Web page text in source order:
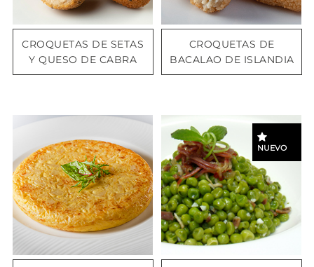
CROQUETAS DE SETAS
Y QUESO DE CABRA
CROQUETAS DE
BACALAO DE ISLANDIA
NUEVO